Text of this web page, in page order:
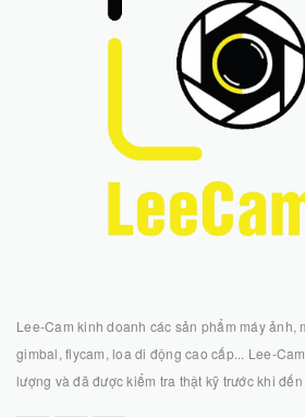
gimbal, flycam, loa di động cao cấp... Lee-
lượng và đã được kiểm tra thật kỹ trước khi